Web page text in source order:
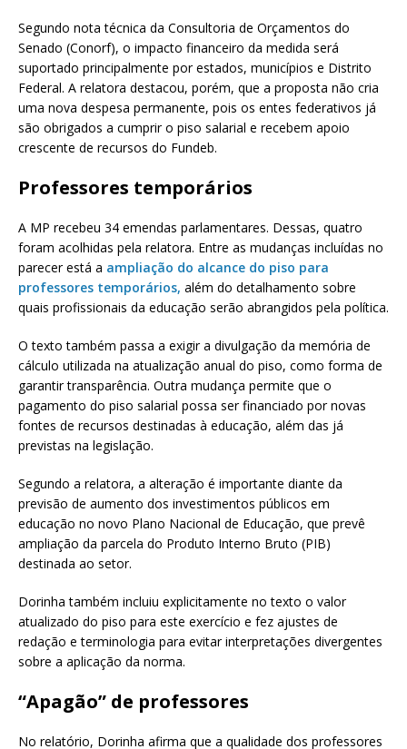
Segundo nota técnica da Consultoria de Orçamentos do
Senado (Conorf), o impacto financeiro da medida será
suportado principalmente por estados, municípios e Distrito
Federal. A relatora destacou, porém, que a proposta não cria
uma nova despesa permanente, pois os entes federativos já
são obrigados a cumprir o piso salarial e recebem apoio
crescente de recursos do Fundeb.
Professores temporários
A MP recebeu 34 emendas parlamentares. Dessas, quatro
foram acolhidas pela relatora. Entre as mudanças incluídas no
parecer está a ampliação do alcance do piso para
professores temporários, além do detalhamento sobre
quais profissionais da educação serão abrangidos pela política.
O texto também passa a exigir a divulgação da memória de
cálculo utilizada na atualização anual do piso, como forma de
garantir transparência. Outra mudança permite que o
pagamento do piso salarial possa ser financiado por novas
fontes de recursos destinadas à educação, além das já
previstas na legislação.
Segundo a relatora, a alteração é importante diante da
previsão de aumento dos investimentos públicos em
educação no novo Plano Nacional de Educação, que prevê
ampliação da parcela do Produto Interno Bruto (PIB)
destinada ao setor.
Dorinha também incluiu explicitamente no texto o valor
atualizado do piso para este exercício e fez ajustes de
redação e terminologia para evitar interpretações divergentes
sobre a aplicação da norma.
“Apagão” de professores
No relatório, Dorinha afirma que a qualidade dos professores